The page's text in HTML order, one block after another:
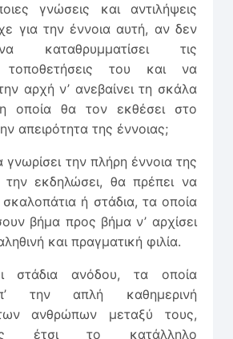
γνώσεις και αντιλήψεις
για την έννοια αυτή, αν δεν
καταθρυμ­ματίσει τις
τοποθετήσεις του και να
αρχή ν’ ανεβαίνει τη σκάλα
οποία θα τον εκθέσει στο
απειρότητα της έννοιας;
γνωρίσει την πλήρη έννοια της
την εκδηλώσει, θα πρέπει να
ή στάδια, τα οποία
βήμα προς βήμα ν’ αρχίσει
και πραγματική φιλία.
στάδια ανόδου, τα οποία
την απλή καθημερινή
των ανθρώπων μεταξύ τους,
έτσι το κατάλληλο